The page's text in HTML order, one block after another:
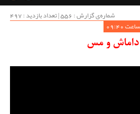
شماره‌ی گزارش : ‌556 | تعداد بازدید : 497
داماش و مس